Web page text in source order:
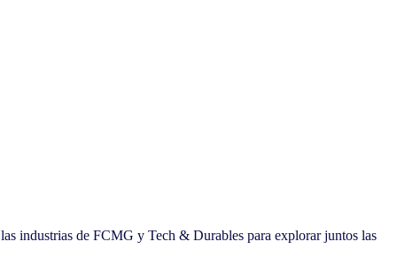
industrias de FCMG y Tech & Durables para explorar juntos las